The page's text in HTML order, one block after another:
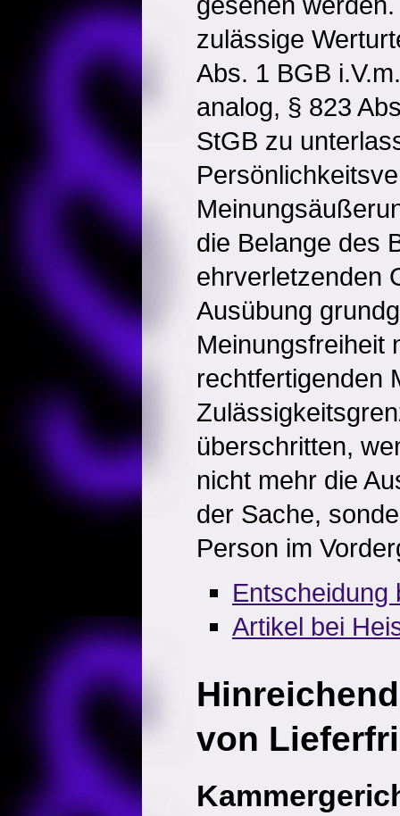
zulässige
Abs. 1 BGB
analog, § 823
StGB zu
die Belange des
ehrverletzenden
Ausübung
Meinungsfreiheit
rechtfertigenden
überschritten,
nicht mehr die
der Sache,
Person im
Entscheidung
Artikel bei
von